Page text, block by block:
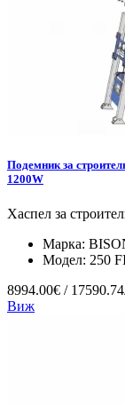
Подемник за
1200W
Хаспел за
Марка:
Модел: 250
8994.00€ /
Виж